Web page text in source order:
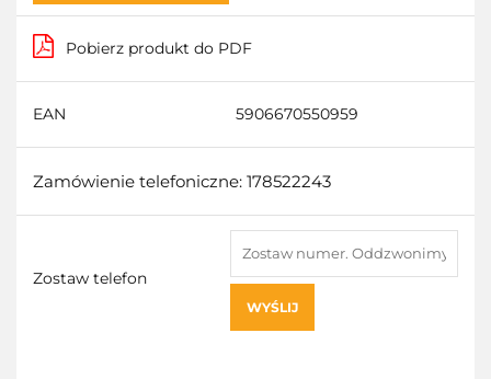
Pobierz produkt do PDF
EAN 5906670550959
Zamówienie telefoniczne: 178522243
Zostaw telefon
WYŚLIJ